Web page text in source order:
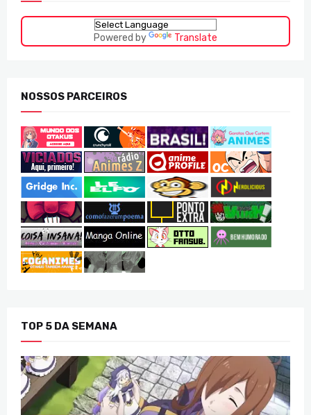
Powered by Translate
NOSSOS PARCEIROS
TOP 5 DA SEMANA